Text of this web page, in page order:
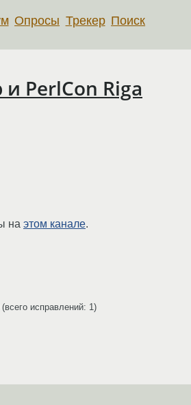
Опросы Трекер Поиск
PerlCon Riga
на этом канале.
(всего исправлений: 1)